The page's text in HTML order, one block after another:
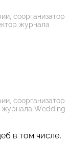
соорганизатор
журнала
соорганизатор
журнала Wedding
в том числе,